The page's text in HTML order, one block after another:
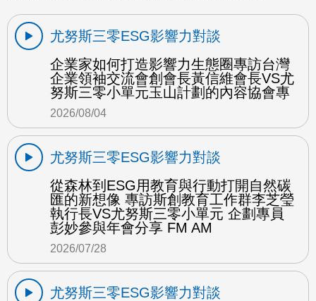
尤努斯三零ESG影響力對談
企業家如何打造影響力生態圈專訪台灣
企業領袖交流會創會長黃信維會長VS尤
努斯三零小單元玉山計劃的內容協會專
2026/08/04
尤努斯三零ESG影響力對談
從森林到ESG用教育與行動打開自然碳
匯的新想像 專訪斯創教育工作群李芝瑩
執行長VS尤努斯三零小單元 企劃專員
彭妙參與年會分享 FM AM
2026/07/28
尤努斯三零ESG影響力對談